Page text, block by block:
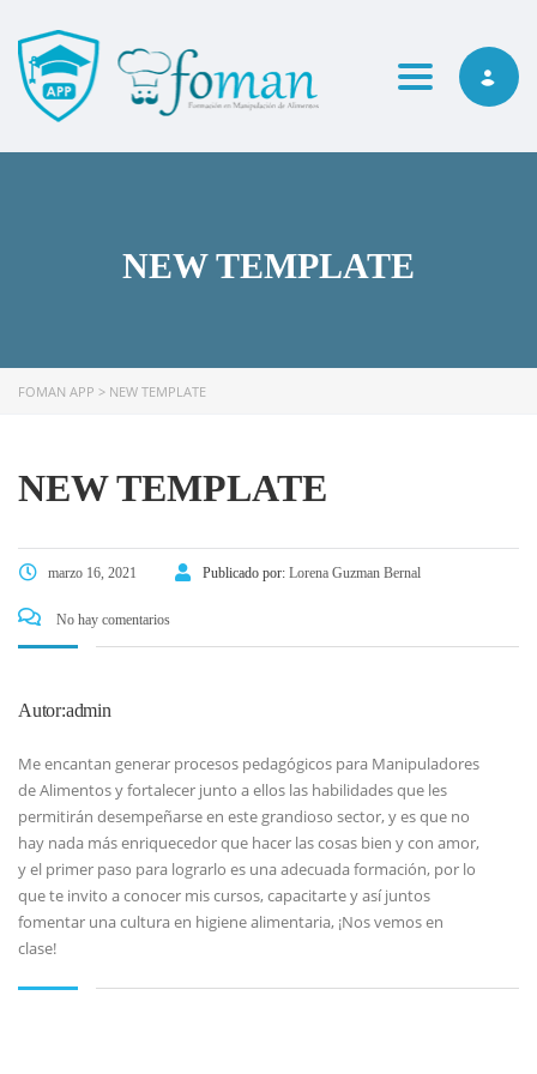
Toggle
NEW TEMPLATE
FOMAN APP > NEW TEMPLATE
NEW TEMPLATE
marzo 16, 2021 Publicado por: Lorena Guzman Bernal
No hay comentarios
Autor:admin
Me encantan generar procesos pedagógicos para Manipuladores
de Alimentos y fortalecer junto a ellos las habilidades que les
permitirán desempeñarse en este grandioso sector, y es que no
hay nada más enriquecedor que hacer las cosas bien y con amor,
y el primer paso para lograrlo es una adecuada formación, por lo
que te invito a conocer mis cursos, capacitarte y así juntos
fomentar una cultura en higiene alimentaria, ¡Nos vemos en
clase!